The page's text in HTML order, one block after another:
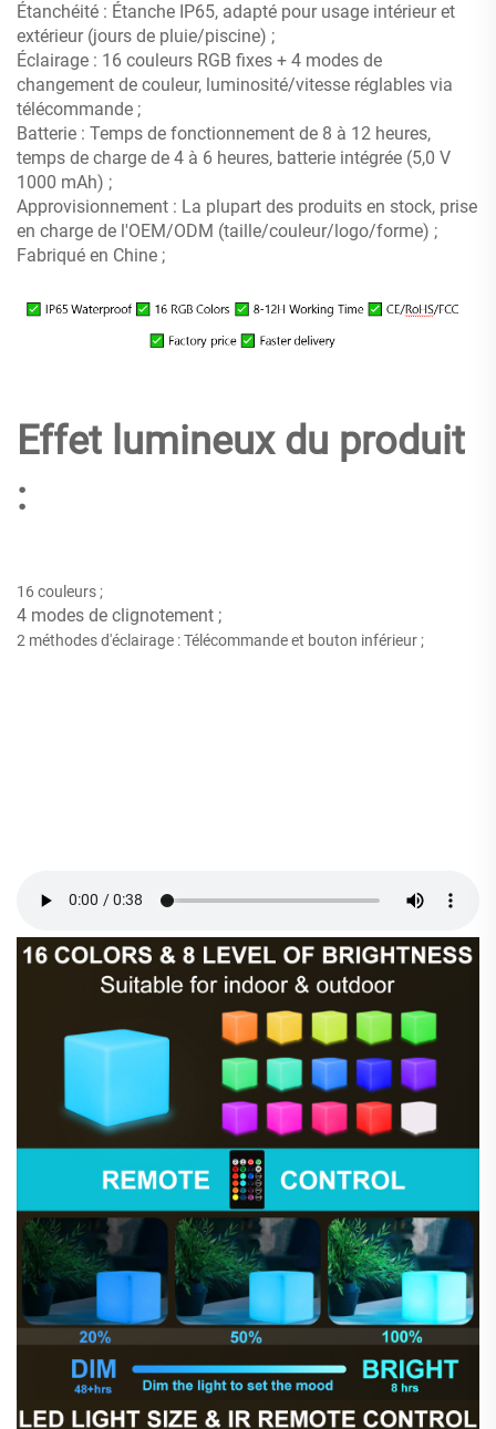
Étanchéité : Étanche IP65, adapté pour usage intérieur et
extérieur (jours de pluie/piscine) ;
Éclairage : 16 couleurs RGB fixes + 4 modes de
changement de couleur, luminosité/vitesse réglables via
télécommande ;
Batterie : Temps de fonctionnement de 8 à 12 heures,
temps de charge de 4 à 6 heures, batterie intégrée (5,0 V
1000 mAh) ;
Approvisionnement : La plupart des produits en stock, prise
en charge de l'OEM/ODM (taille/couleur/logo/forme) ;
Fabriqué en Chine ;
Effet lumineux du produit
:
16 couleurs ;
4 modes de clignotement ;
2 méthodes d'éclairage : Télécommande et bouton inférieur ;